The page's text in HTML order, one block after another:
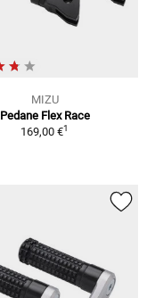
MIZU
Pedane Flex Race
169,00 €1